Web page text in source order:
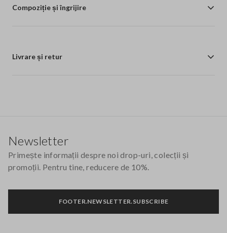
Compoziție și îngrijire
Livrare și retur
Newsletter
Primește informații despre noi drop-uri, colecții și
promoții. Pentru tine, reducere de 10%.
FOOTER.NEWSLETTER.SUBSCRIBE